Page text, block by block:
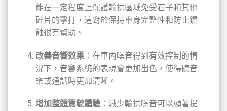
能在一定程度上保護輪拱區域免受石子和其他
碎片的擊打，這對於保持車身完整性和防止鏽
蝕很有幫助。
改善音響效果：在車內噪音得到有效控制的情
況下，音響系統的表現會更加出色，使得聽音
樂或通話時更加清晰。
增加整體駕駛體驗：減少輪拱噪音可以顯著提